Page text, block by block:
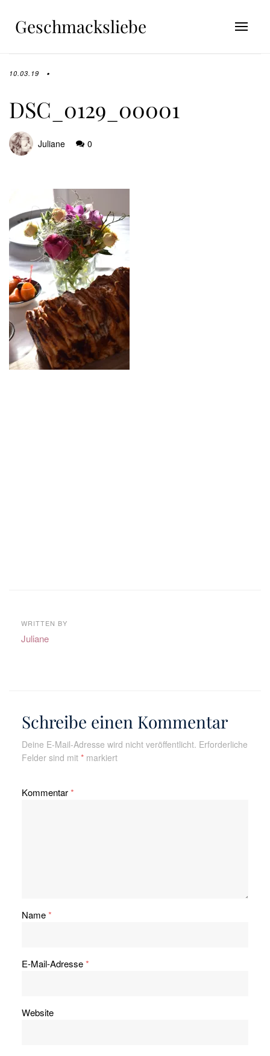
Geschmacksliebe
10.03.19
DSC_0129_00001
Juliane 0
WRITTEN BY
Juliane
Schreibe einen Kommentar
Deine E-Mail-Adresse wird nicht veröffentlicht. Erforderliche
Felder sind mit *markiert
Kommentar*
Name*
E-Mail-Adresse*
Website